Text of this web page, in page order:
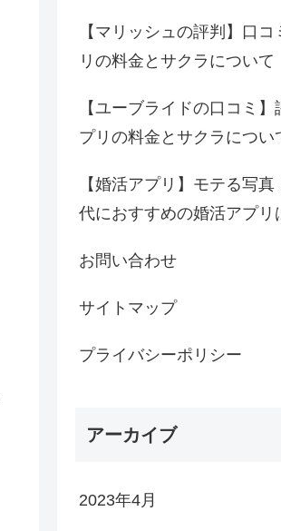
【マリッシュの評判】口
リの料金とサクラについて
【ユーブライドの口コミ
プリの料金とサクラについ
【婚活アプリ】モテる写
代におすすめの婚活アプリ
お問い合わせ
サイトマップ
プライバシーポリシー
アーカイブ
2023年4月